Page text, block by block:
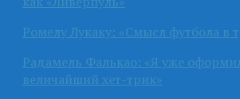
Ромелу Лукаку: «Смысл футбола в
Радамель Фалькао: «Я уже
величайший хет-трик»